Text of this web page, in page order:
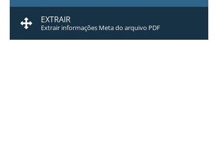
EXTRAIR
Extrair informações Meta do arquivo PDF